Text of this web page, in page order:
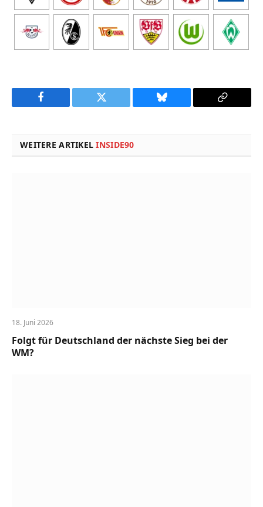
Facebook Twitter Bluesky
Copy
WEITERE ARTIKELINSIDE90
18. Juni 2026
Folgt für Deutschland der nächste Sieg bei der
WM?